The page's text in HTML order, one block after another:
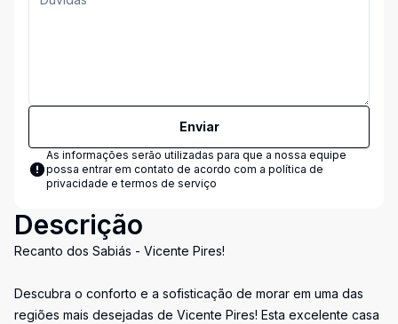
Enviar
As informações serão utilizadas para que a nossa equipe
possa entrar em contato de acordo com a política de
privacidade e termos de serviço
Descrição
Recanto dos Sabiás - Vicente Pires!
Descubra o conforto e a sofisticação de morar em uma das
regiões mais desejadas de Vicente Pires! Esta excelente casa